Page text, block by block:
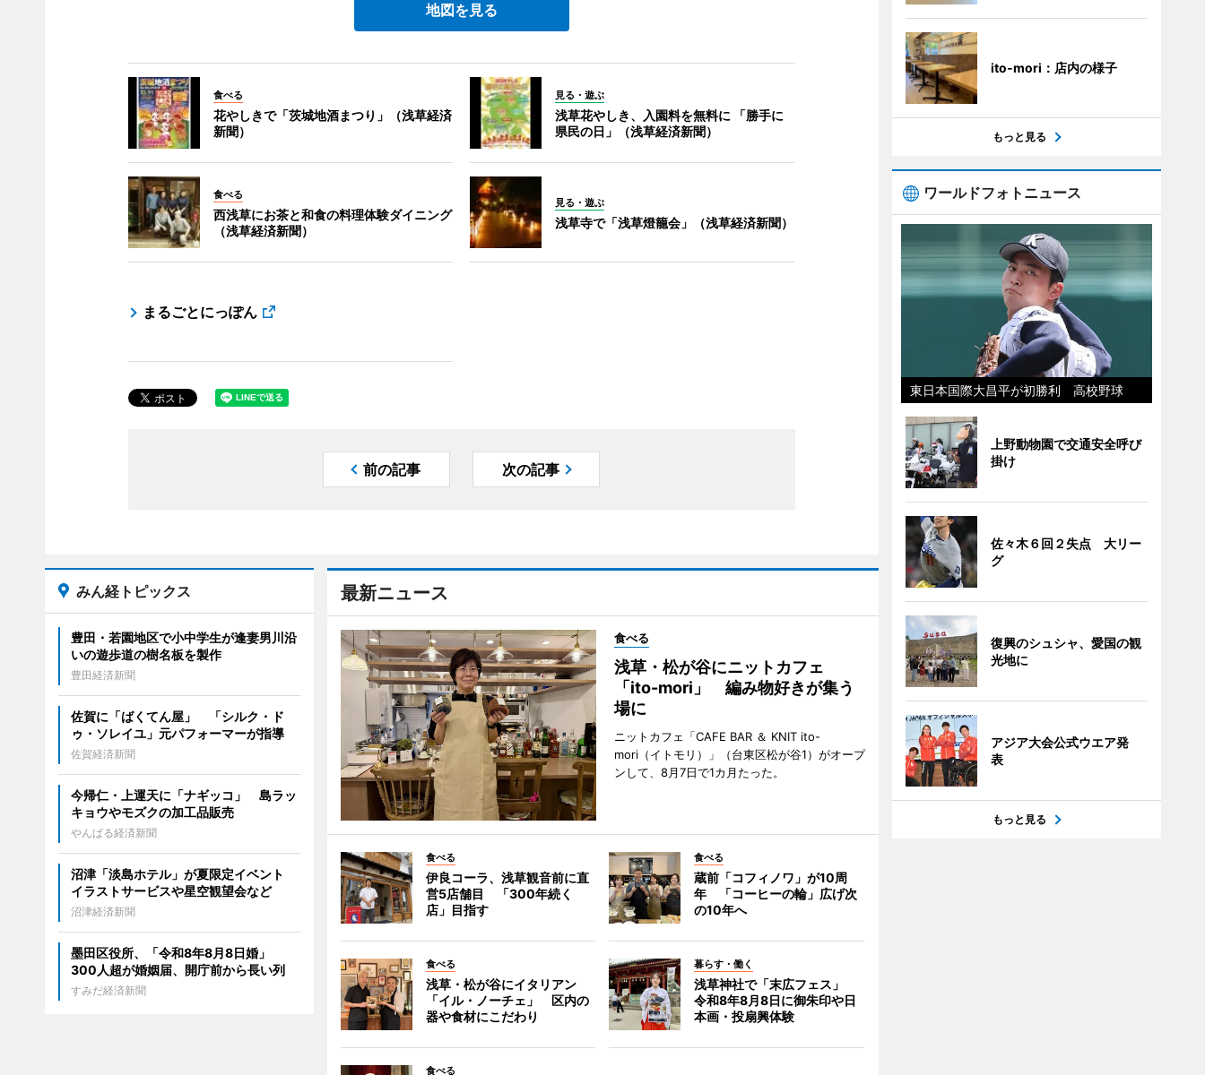
地図を見る
食べる
花やしきで「茨城地酒まつり」（浅草経済
新聞）
見る・遊ぶ
浅草花やしき、入園料を無料に 「勝手に
県民の日」（浅草経済新聞）
食べる
西浅草にお茶と和食の料理体験ダイニング
（浅草経済新聞）
見る・遊ぶ
浅草寺で「浅草燈籠会」（浅草経済新聞）
まるごとにっぽん
前の記事 次の記事
最新ニュース
食べる
浅草・松が谷にニットカフェ
「ito-mori」 編み物好きが集う
場に
ニットカフェ「CAFE BAR ＆ KNIT ito-
mori（イトモリ）」（台東区松が谷1）がオープ
ンして、8月7日で1カ月たった。
食べる
伊良コーラ、浅草観音前に直
営5店舗目 「300年続く
店」目指す
食べる
蔵前「コフィノワ」が10周
年 「コーヒーの輪」広げ次
の10年へ
食べる
浅草・松が谷にイタリアン
「イル・ノーチェ」 区内の
器や食材にこだわり
暮らす・働く
浅草神社で「末広フェス」
令和8年8月8日に御朱印や日
本画・投扇興体験
食べる
みん経トピックス
豊田・若園地区で小中学生が逢妻男川沿
いの遊歩道の樹名板を製作
豊田経済新聞
佐賀に「ばくてん屋」 「シルク・ド
ゥ・ソレイユ」元パフォーマーが指導
佐賀経済新聞
今帰仁・上運天に「ナギッコ」 島ラッ
キョウやモズクの加工品販売
やんばる経済新聞
沼津「淡島ホテル」が夏限定イベント
イラストサービスや星空観望会など
沼津経済新聞
墨田区役所、「令和8年8月8日婚」
300人超が婚姻届、開庁前から長い列
すみだ経済新聞
ito-mori：店内の様子
もっと見る
ワールドフォトニュース
東日本国際大昌平が初勝利 高校野球
上野動物園で交通安全呼び
掛け
佐々木６回２失点 大リー
グ
復興のシュシャ、愛国の観
光地に
アジア大会公式ウエア発
表
もっと見る